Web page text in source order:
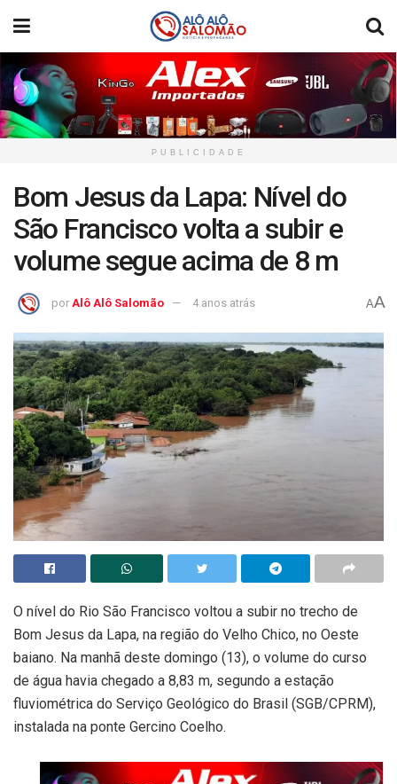
PUBLICIDADE
Bom Jesus da Lapa: Nível do
São Francisco volta a subir e
volume segue acima de 8 m
por Alô Alô Salomão 4 anos atrás AA
O nível do Rio São Francisco voltou a subir no trecho de
Bom Jesus da Lapa, na região do Velho Chico, no Oeste
baiano. Na manhã deste domingo (13), o volume do curso
de água havia chegado a 8,83 m, segundo a estação
fluviométrica do Serviço Geológico do Brasil (SGB/CPRM),
instalada na ponte Gercino Coelho.